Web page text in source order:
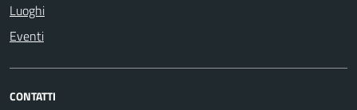
Luoghi
Eventi
CONTATTI